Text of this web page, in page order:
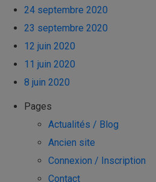
24 septembre 2020
23 septembre 2020
12 juin 2020
11 juin 2020
8 juin 2020
Pages
Actualités / Blog
Ancien site
Connexion / Inscription
Contact